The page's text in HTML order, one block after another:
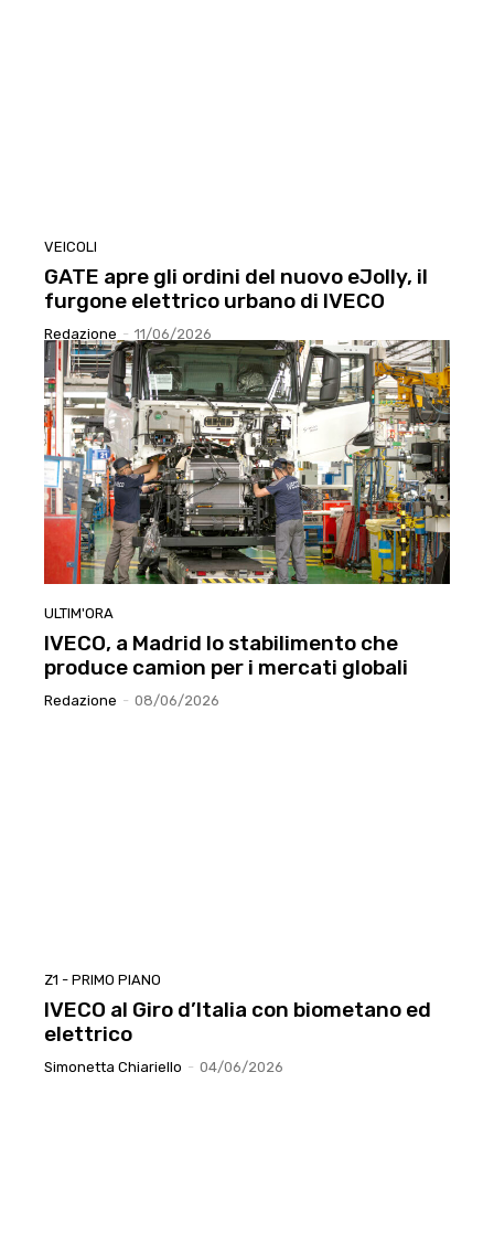
VEICOLI
GATE apre gli ordini del nuovo eJolly, il
furgone elettrico urbano di IVECO
Redazione - 11/06/2026
ULTIM'ORA
IVECO, a Madrid lo stabilimento che
produce camion per i mercati globali
Redazione - 08/06/2026
Z1 - PRIMO PIANO
IVECO al Giro d’Italia con biometano ed
elettrico
Simonetta Chiariello - 04/06/2026